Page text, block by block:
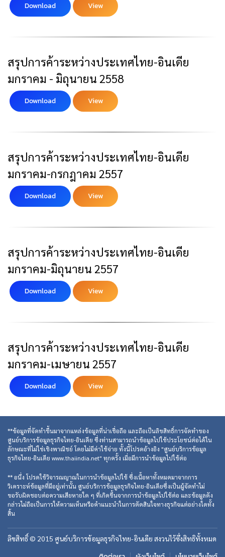
Download View
สรุปการค้าระหว่างประเทศไทย-อินเดีย
มกราคม - มิถุนายน 2558
Download View
สรุปการค้าระหว่างประเทศไทย-อินเดีย
มกราคม-กรกฎาคม 2557
Download View
สรุปการค้าระหว่างประเทศไทย-อินเดีย
มกราคม-มิถุนายน 2557
Download View
สรุปการค้าระหว่างประเทศไทย-อินเดีย
มกราคม-เมษายน 2557
Download View
**ข้อมูลที่จัดทำขึ้นมาจากแหล่งข้อมูลที่น่าเชื่อถือ และถือเป็นลิขสิทธิ์การจัดทำของ
ศูนย์บริการข้อมูลธุรกิจไทย-อินเดีย ซึ่งท่านสามารถนำข้อมูลไปใช้ประโยชน์ต่อได้ใน
ลักษณะที่ไม่ใช่เชิงพาณิชย์ โดยไม่มีค่าใช้จ่าย ทั้งนี้โปรดอ้างอิง "ศูนย์บริการข้อมูล
ธุรกิจไทย-อินเดีย www.thaiindia.net" ทุกครั้ง เมื่อมีการนำข้อมูลไปใช้ต่อ
** อนึ่ง โปรดใช้วิจารณญาณในการนำข้อมูลไปใช้ ซึ่งเนื้อหาทั้งหมดมาจากการ
วิเคราะห์ข้อมูลที่มีอยู่เท่านั้น ศูนย์บริการข้อมูลธุรกิจไทย-อินเดียซึ่งเป็นผู้จัดทำไม่
ขอรับผิดชอบต่อความเสียหายใด ๆ ที่เกิดขึ้นจากการนำข้อมูลไปใช้ต่อ และข้อมูลดัง
กล่าวไม่ถือเป็นการให้ความเห็นหรือคำแนะนำในการตัดสินใจทางธุรกิจแต่อย่างใดทั้ง
สิ้น
ลิขสิทธิ์ © 2015 ศูนย์บริการข้อมูลธุรกิจไทย-อินเดีย สงวนไว้ซึ่งสิทธิทั้งหมด